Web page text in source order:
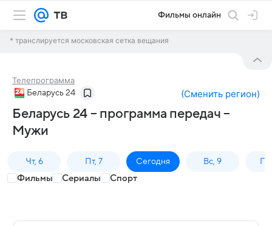
Фильмы онлайн
* транслируется московская сетка вещания
Телепрограмма
Беларусь 24 (Сменить регион)
Беларусь 24 – программа передач –
Мужи
Чт, 6 Пт, 7 Сегодня Вс, 9
Фильмы Сериалы Спорт